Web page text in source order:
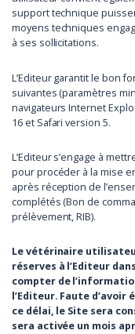
support technique
moyens techniques
à ses sollicitations.
L’Editeur garantit le bon
suivantes (paramètres
navigateurs Internet
16 et Safari version 5.
L’Editeur s’engage à
pour procéder à la mise
après réception de
complétés (Bon de
prélèvement, RIB).
Le vétérinaire
réserves à l’Editeur
compter de
l’Editeur. Faute
ce délai, le Site sera
sera activée un mois